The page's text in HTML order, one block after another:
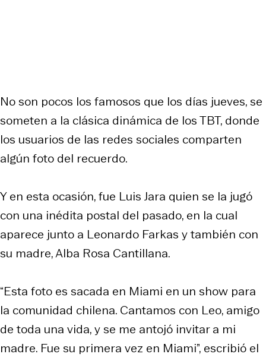
No son pocos los famosos que los días jueves, se
someten a la clásica dinámica de los TBT, donde
los usuarios de las redes sociales comparten
algún foto del recuerdo.
Y en esta ocasión, fue Luis Jara quien se la jugó
con una inédita postal del pasado, en la cual
aparece junto a Leonardo Farkas y también con
su madre, Alba Rosa Cantillana.
“Esta foto es sacada en Miami en un show para
la comunidad chilena. Cantamos con Leo, amigo
de toda una vida, y se me antojó invitar a mi
madre. Fue su primera vez en Miami”, escribió el